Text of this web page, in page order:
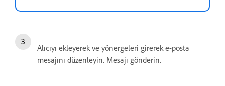
Alıcıyı ekleyerek ve yönergeleri girerek e-posta
mesajını düzenleyin. Mesajı gönderin.